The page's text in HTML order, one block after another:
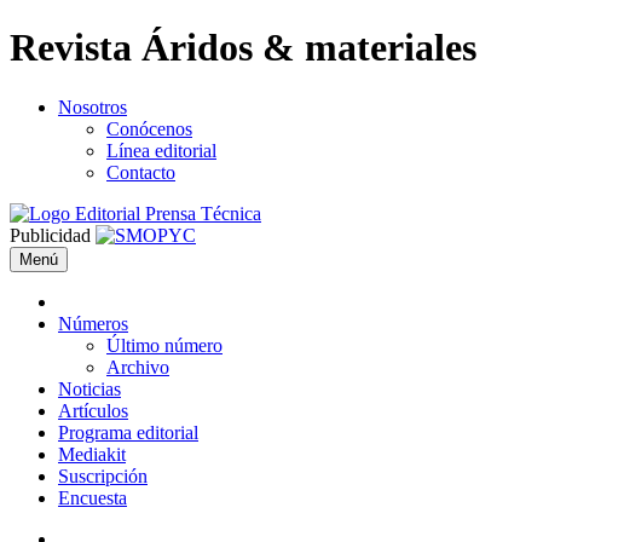
Revista Áridos & materiales
Nosotros
Conócenos
Línea editorial
Contacto
Publicidad
Menú
Números
Último número
Archivo
Noticias
Artículos
Programa editorial
Mediakit
Suscripción
Encuesta